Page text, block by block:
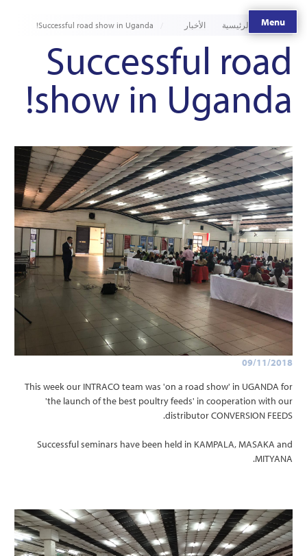
Menu
الصفحة الرئيسية الأخبار Successful road show in Uganda!
Successful road
show in Uganda!
09/11/2018
This week our INTRACO team was 'on a road show' in UGANDA for
'the launch of the best poultry feeds' in cooperation with our
distributor CONVERSION FEEDS.
Successful seminars have been held in KAMPALA, MASAKA and
MITYANA.